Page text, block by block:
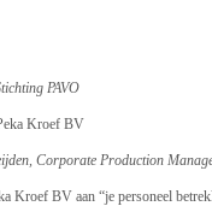
PAVO
Kroef BV
Production
Kroef BV aan “je personeel